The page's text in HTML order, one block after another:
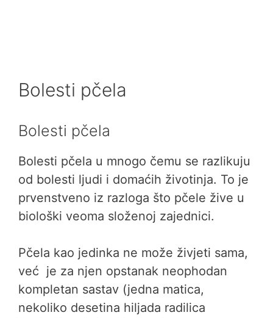
Bolesti pčela
Bolesti pčela
Bolesti pčela u mnogo čemu se razlikuju
od bolesti ljudi i domaćih životinja. To je
prvenstveno iz razloga što pčele žive u
biološki veoma složenoj zajednici.
Pčela kao jedinka ne može živjeti sama,
već je za njen opstanak neophodan
kompletan sastav (jedna matica,
nekoliko desetina hiljada radilica